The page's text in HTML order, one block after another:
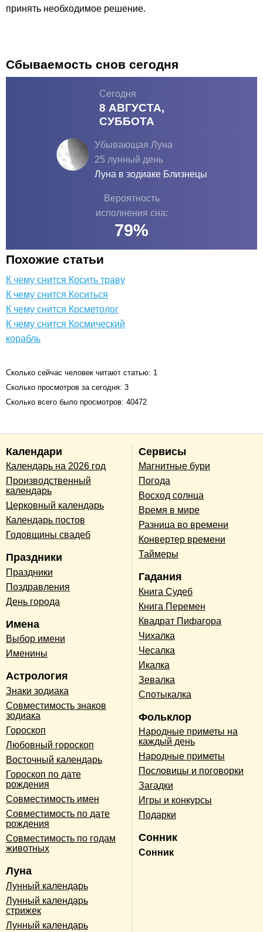
принять необходимое решение.
Сбываемость снов сегодня
Сегодня
8 АВГУСТА,
СУББОТА
Убывающая Луна
25 лунный день
Луна в зодиаке Близнецы
Вероятность
исполнения сна:
79%
Похожие статьи
К чему снится Косить траву
К чему снится Коситься
К чему снится Косметолог
К чему снится Космический
корабль
Сколько сейчас человек читают статью: 1
Сколько просмотров за сегодня: 3
Сколько всего было просмотров: 40472
Календари
Календарь на 2026 год
Производственный
календарь
Церковный календарь
Календарь постов
Годовщины свадеб
Праздники
Праздники
Поздравления
День города
Имена
Выбор имени
Именины
Астрология
Знаки зодиака
Совместимость знаков
зодиака
Гороскоп
Любовный гороскоп
Восточный календарь
Гороскоп по дате
рождения
Совместимость имен
Совместимость по дате
рождения
Совместимость по годам
животных
Луна
Лунный календарь
Лунный календарь
стрижек
Лунный календарь
Сервисы
Магнитные бури
Погода
Восход солнца
Время в мире
Разница во времени
Конвертер времени
Таймеры
Гадания
Книга Судеб
Книга Перемен
Квадрат Пифагора
Чихалка
Чесалка
Икалка
Зевалка
Спотыкалка
Фольклор
Народные приметы на
каждый день
Народные приметы
Пословицы и поговорки
Загадки
Игры и конкурсы
Подарки
Сонник
Сонник